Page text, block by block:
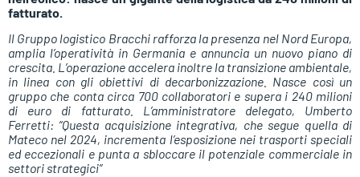
fatturato.
Il Gruppo logistico Bracchi rafforza la presenza nel Nord Europa,
amplia l’operatività in Germania e annuncia un nuovo piano di
crescita. L’operazione accelera inoltre la transizione ambientale,
in linea con gli obiettivi di decarbonizzazione. Nasce così un
gruppo che conta circa 700 collaboratori e supera i 240 milioni
di euro di fatturato. L’amministratore delegato, Umberto
Ferretti: “Questa acquisizione integrativa, che segue quella di
Mateco nel 2024, incrementa l’esposizione nei trasporti speciali
ed eccezionali e punta a sbloccare il potenziale commerciale in
settori strategici”